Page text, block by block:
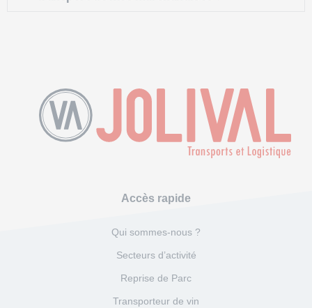
Accès rapide
Qui sommes-nous ?
Secteurs d’activité
Reprise de Parc
Transporteur de vin